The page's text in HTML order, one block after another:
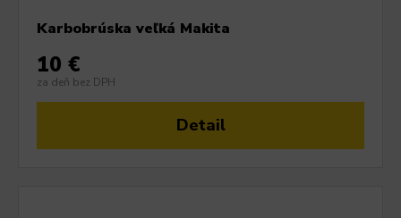
Karbobrúska veľká Makita
10 €
za deň bez DPH
Detail